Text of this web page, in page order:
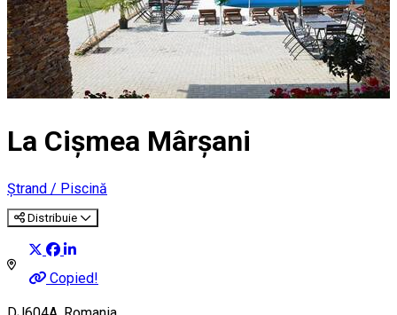
La Cișmea Mârșani
Ștrand / Piscină
Distribuie
Copied!